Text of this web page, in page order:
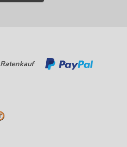
Ratenkauf